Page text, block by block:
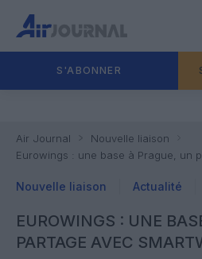
S'ABONNER
Air Journal
Nouvelle liaison
Eurowings : une base à Prague, un
Nouvelle liaison Actualité
EUROWINGS : UNE
PARTAGE AVEC